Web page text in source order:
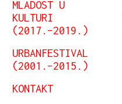
MLADOST U
KULTURI
(2017.–2019.)
URBANFESTIVAL
(2001.–2015.)
KONTAKT